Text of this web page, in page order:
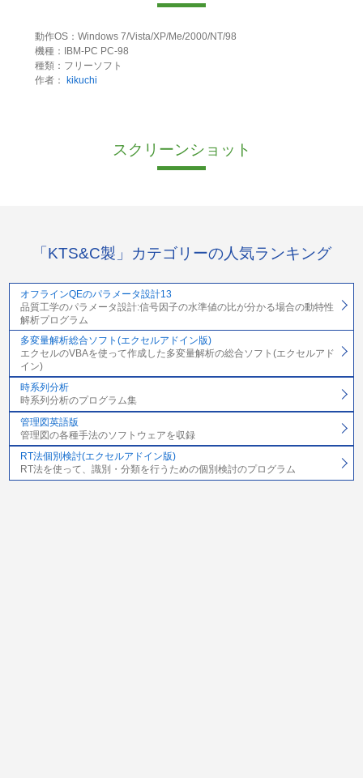
動作OS：Windows 7/Vista/XP/Me/2000/NT/98
機種：IBM-PC PC-98
種類：フリーソフト
作者：
kikuchi
スクリーンショット
「KTS&C製」カテゴリーの人気ランキング
オフラインQEのパラメータ設計13
品質工学のパラメータ設計:信号因子の水準値の比が分かる場合の動特性
解析プログラム
多変量解析総合ソフト(エクセルアドイン版)
エクセルのVBAを使って作成した多変量解析の総合ソフト(エクセルアド
イン)
時系列分析
時系列分析のプログラム集
管理図英語版
管理図の各種手法のソフトウェアを収録
RT法個別検討(エクセルアドイン版)
RT法を使って、識別・分類を行うための個別検討のプログラム